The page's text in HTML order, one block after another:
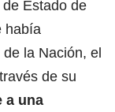
Estado de
había
la Nación, el
de su
a una